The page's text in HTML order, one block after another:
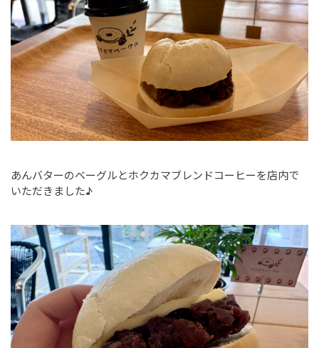
あんバターのベーグルとホクカマブレンドコーヒーを店内で
いただきました♪